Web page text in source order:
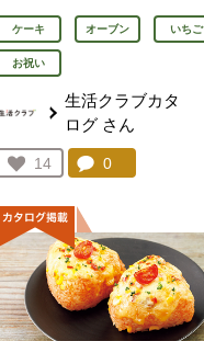
ケーキ オーブン いちご
お祝い
生活クラブカタ
ログ さん
お気に入り登録：
14
人が登録
コメント：
0